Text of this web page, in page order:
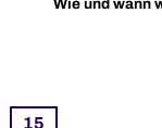
Wie und wann
15